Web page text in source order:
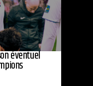
éventuel